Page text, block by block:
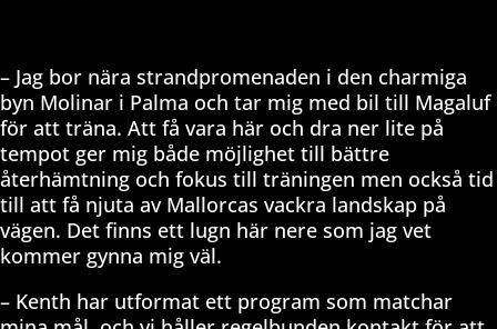
– Jag bor nära strandpromenaden i den charmiga
byn Molinar i Palma och tar mig med bil till Magaluf
för att träna. Att få vara här och dra ner lite på
tempot ger mig både möjlighet till bättre
återhämtning och fokus till träningen men också tid
till att få njuta av Mallorcas vackra landskap på
vägen. Det finns ett lugn här nere som jag vet
kommer gynna mig väl.
– Kenth har utformat ett program som matchar